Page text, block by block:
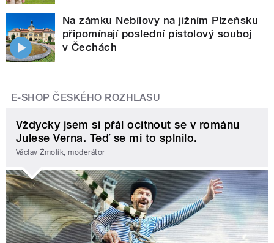
Na zámku Nebílovy na jižním Plzeňsku
připomínají poslední pistolový souboj
v Čechách
E-SHOP ČESKÉHO ROZHLASU
Vždycky jsem si přál ocitnout se v románu
Julese Verna. Teď se mi to splnilo.
Václav Žmolík, moderátor